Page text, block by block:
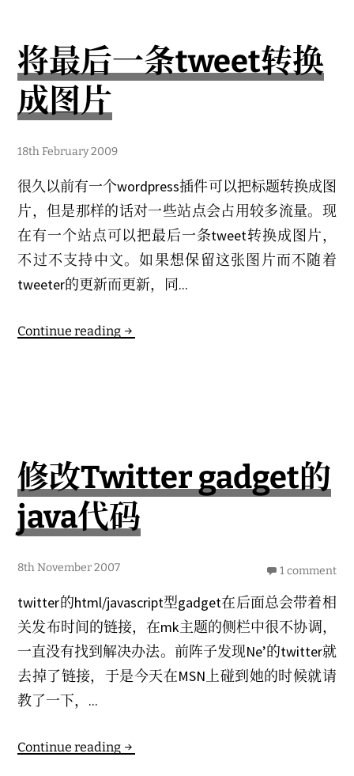
将最后一条tweet转换
成图片
1
t
h
J
u
n
e
2
0
2
3
18th February 2009
很久以前有一个wordpress插件可以把标题转换成图
片，但是那样的话对一些站点会占用较多流量。现
在有一个站点可以把最后一条tweet转换成图片，
不过不支持中文。如果想保留这张图片而不随着
tweeter的更新而更新，同...
Continue reading
修改Twitter gadget的
java代码
1
h
J
u
e
2
0
2
3
8th November 2007 1 comment
twitter的html/javascript型gadget在后面总会带着相
关发布时间的链接，在mk主题的侧栏中很不协调，
一直没有找到解决办法。前阵子发现Ne’的twitter就
去掉了链接，于是今天在MSN上碰到她的时候就请
教了一下，...
Continue reading